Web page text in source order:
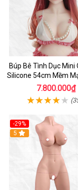
Búp Bê Tình Dục Mini
Silicone 54cm Mềm
Đáng Mua
7.800.000₫
-29%
5